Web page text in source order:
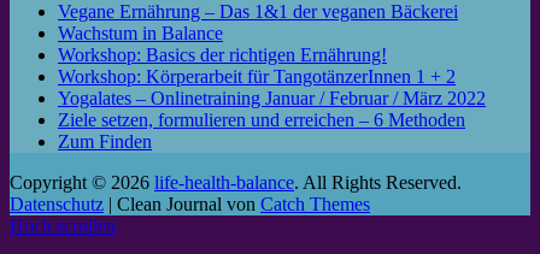
Vegane Ernährung – Das 1&1 der veganen Bäckerei
Wachstum in Balance
Workshop: Basics der richtigen Ernährung!
Workshop: Körperarbeit für TangotänzerInnen 1 + 2
Yogalates – Onlinetraining Januar / Februar / März 2022
Ziele setzen, formulieren und erreichen – 6 Methoden
Zum Finden
Copyright © 2026 life-health-balance. All Rights Reserved.
Datenschutz | Clean Journal von Catch Themes
Hoch scrollen